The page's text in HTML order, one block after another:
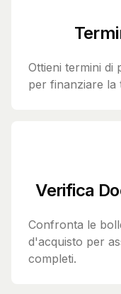
Ottieni termini di
per finanziare la
Verifica
Confronta le
d'acquisto per
completi.